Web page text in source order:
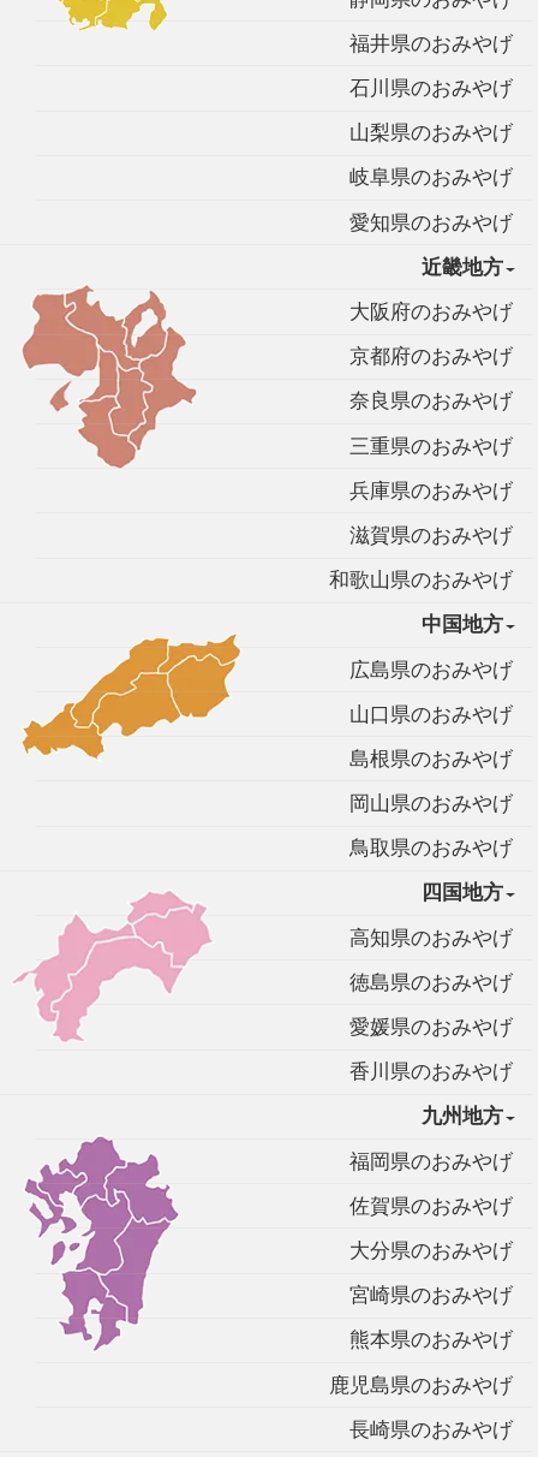
福井県のおみやげ
石川県のおみやげ
山梨県のおみやげ
岐阜県のおみやげ
愛知県のおみやげ
近畿地方
大阪府のおみやげ
京都府のおみやげ
奈良県のおみやげ
三重県のおみやげ
兵庫県のおみやげ
滋賀県のおみやげ
和歌山県のおみやげ
中国地方
広島県のおみやげ
山口県のおみやげ
島根県のおみやげ
岡山県のおみやげ
鳥取県のおみやげ
四国地方
高知県のおみやげ
徳島県のおみやげ
愛媛県のおみやげ
香川県のおみやげ
九州地方
福岡県のおみやげ
佐賀県のおみやげ
大分県のおみやげ
宮崎県のおみやげ
熊本県のおみやげ
鹿児島県のおみやげ
長崎県のおみやげ